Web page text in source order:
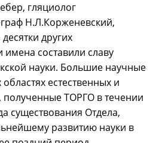
гляциолог
Н.Л.Корженевский,
других
имена составили славу
науки. Большие научные
естественных и
полученные ТОРГО в течении
существования Отдела,
развитию науки в